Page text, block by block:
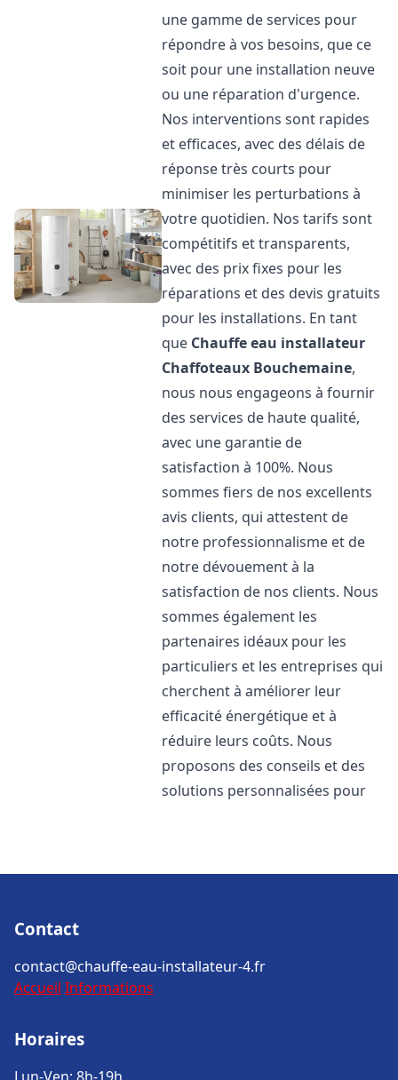
une gamme de services pour
répondre à vos besoins, que ce
soit pour une installation neuve
ou une réparation d'urgence.
Nos interventions sont rapides
et efficaces, avec des délais de
réponse très courts pour
minimiser les perturbations à
votre quotidien. Nos tarifs sont
compétitifs et transparents,
avec des prix fixes pour les
réparations et des devis gratuits
pour les installations. En tant
que Chauffe eau installateur
Chaffoteaux Bouchemaine,
nous nous engageons à fournir
des services de haute qualité,
avec une garantie de
satisfaction à 100%. Nous
sommes fiers de nos excellents
avis clients, qui attestent de
notre professionnalisme et de
notre dévouement à la
satisfaction de nos clients. Nous
sommes également les
partenaires idéaux pour les
particuliers et les entreprises qui
cherchent à améliorer leur
efficacité énergétique et à
réduire leurs coûts. Nous
proposons des conseils et des
solutions personnalisées pour
Contact
contact@chauffe-eau-installateur-4.fr
Accueil Informations
Horaires